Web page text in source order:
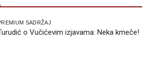
SADRŽAJ
o Vučićevim izjavama: Neka kmeče!